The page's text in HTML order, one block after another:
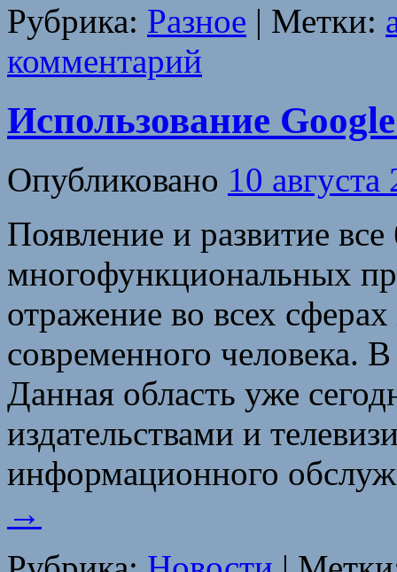
Рубрика: Разное | Метки:
комментарий
Использование
Опубликовано 10 августа
Появление и развитие
многофункциональных
отражение во всех
современного человека.
Данная область уже
издательствами и
информационного
→